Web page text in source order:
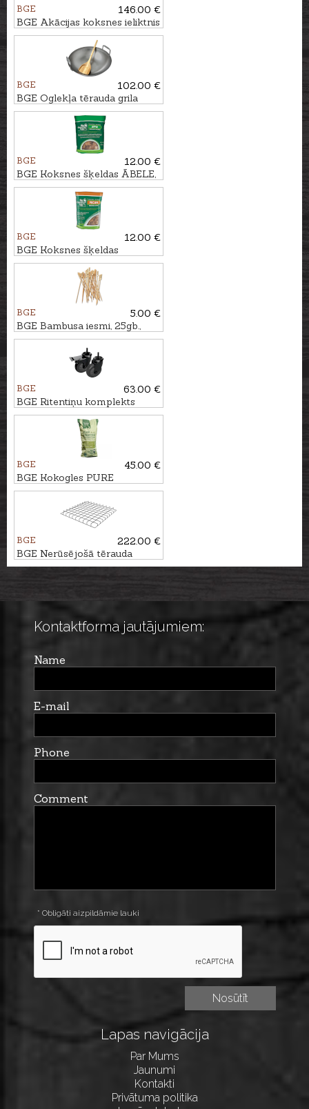
BGE
146.00 €
BGE Akācijas koksnes ieliktnis
BGE
102.00 €
BGE Oglekļa tērauda grila
vokpanna priekš Large un
XLarge griliem
BGE
12.00 €
BGE Koksnes šķeldas ĀBELE,
2,9L
BGE
12.00 €
BGE Koksnes šķeldas
PEKANKOKS, 2,9L
BGE
5.00 €
BGE Bambusa iesmi, 25gb.,
25cm
BGE
63.00 €
BGE Ritentiņu komplekts
BGE
45.00 €
BGE Kokogles PURE
CHARCOAL, 9kg
BGE
222.00 €
BGE Nerūsējošā tērauda
režģa ieliktnis
Kontaktforma jautājumiem:
Name
E-mail
Phone
Comment
* Obligāti aizpildāmie lauki
Lapas navigācija
Par Mums
Jaunumi
Kontakti
Privātuma politika